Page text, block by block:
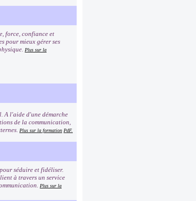
force, confiance et
pour mieux gérer ses
Plus sur la
A l'aide d'une démarche
de la communication,
Plus sur la formation PdF.
séduire et fidéliser.
à travers un service
Plus sur la